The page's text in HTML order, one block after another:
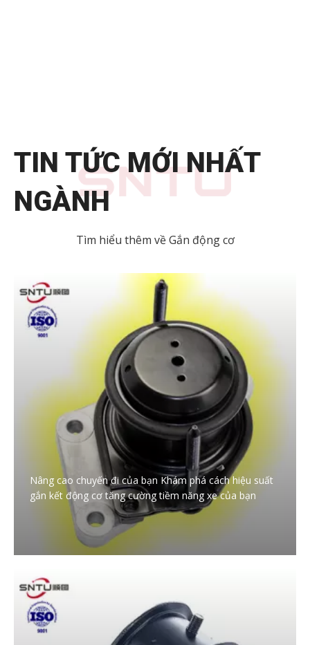
TIN TỨC MỚI NHẤT
NGÀNH
Tìm hiểu thêm về Gắn động cơ
Nâng cao chuyến đi của bạn Khám phá cách hiệu suất
gắn kết động cơ tăng cường tiềm năng xe của bạn